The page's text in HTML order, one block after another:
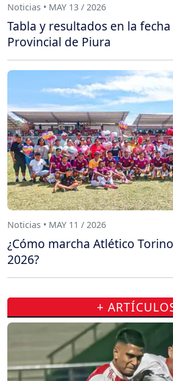
Noticias • MAY 13 / 2026
Tabla y resultados en la
Provincial de Piura
Noticias • MAY 11 / 2026
¿Cómo marcha Atlético
2026?
+